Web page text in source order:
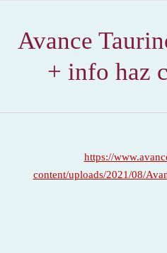
Avance
+ info
https://
content/uploads/2021/08/